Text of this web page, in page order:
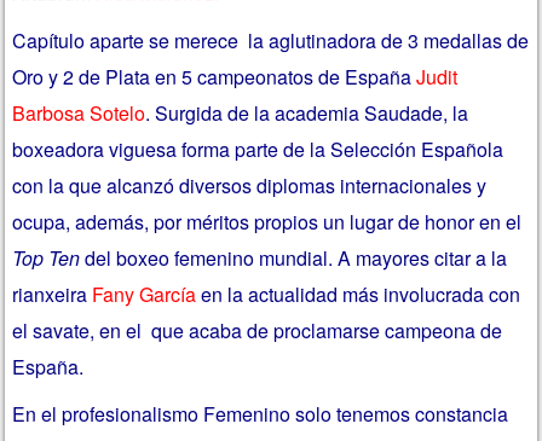
Capítulo aparte se merece la aglutinadora de 3 medallas de
Oro y 2 de Plata en 5 campeonatos de EspañaJudit
Barbosa Sotelo. Surgida de la academia Saudade, la
boxeadora viguesa forma parte de la Selección Española
con la que alcanzó diversos diplomas internacionales y
ocupa, además, por méritos propios un lugar de honor en el
Top Tendel boxeo femenino mundial. A mayores citar a la
rianxeira Fany Garcíaen la actualidad más involucrada con
el savate, en el que acaba de proclamarse campeona de
España.
En el profesionalismo Femenino solo tenemos constancia